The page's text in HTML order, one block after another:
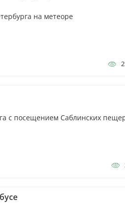
на метеоре
с посещением Саблинских